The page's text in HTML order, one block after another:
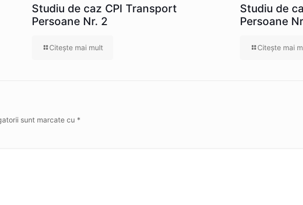
Studiu de caz CPI Transport
Persoane Nr. 2
Citeşte mai mult
Studiu de
Persoane
Citeşte mai
sunt marcate cu *